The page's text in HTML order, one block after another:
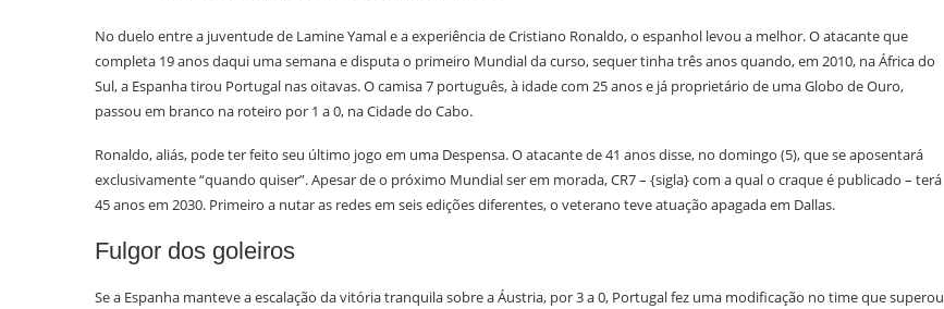
No duelo entre a juventude de Lamine Yamal e a experiência de Cristiano Ronaldo, o espanhol levou a melhor. O atacante que
completa 19 anos daqui uma semana e disputa o primeiro Mundial da curso, sequer tinha três anos quando, em 2010, na África do
Sul, a Espanha tirou Portugal nas oitavas. O camisa 7 português, à idade com 25 anos e já proprietário de uma Globo de Ouro,
passou em branco na roteiro por 1 a 0, na Cidade do Cabo.
Ronaldo, aliás, pode ter feito seu último jogo em uma Despensa. O atacante de 41 anos disse, no domingo (5), que se aposentará
exclusivamente “quando quiser”. Apesar de o próximo Mundial ser em morada, CR7 – {sigla} com a qual o craque é publicado – terá
45 anos em 2030. Primeiro a nutar as redes em seis edições diferentes, o veterano teve atuação apagada em Dallas.
Fulgor dos goleiros
Se a Espanha manteve a escalação da vitória tranquila sobre a Áustria, por 3 a 0, Portugal fez uma modificação no time que superou